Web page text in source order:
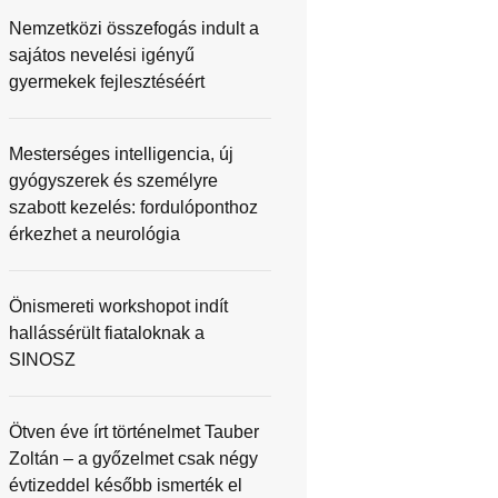
Nemzetközi összefogás indult a
sajátos nevelési igényű
gyermekek fejlesztéséért
Mesterséges intelligencia, új
gyógyszerek és személyre
szabott kezelés: fordulóponthoz
érkezhet a neurológia
Önismereti workshopot indít
hallássérült fiataloknak a
SINOSZ
Ötven éve írt történelmet Tauber
Zoltán – a győzelmet csak négy
évtizeddel később ismerték el